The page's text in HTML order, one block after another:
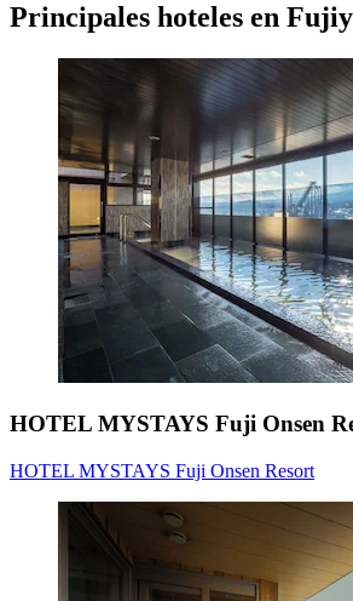
Principales hoteles en
HOTEL MYSTAYS Fuji Onsen
HOTEL MYSTAYS Fuji Onsen Resort